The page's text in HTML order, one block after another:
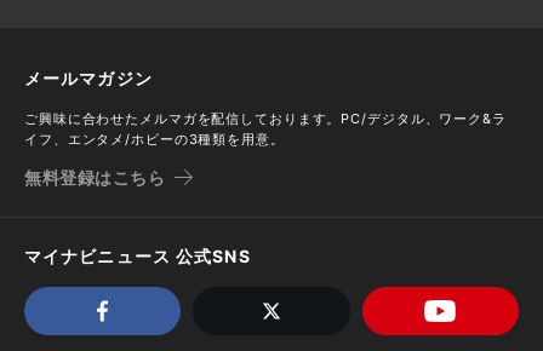
メールマガジン
ご興味に合わせたメルマガを配信しております。PC/デジタル、ワーク&ラ
イフ、エンタメ/ホビーの3種類を用意。
無料登録はこちら
マイナビニュース 公式SNS